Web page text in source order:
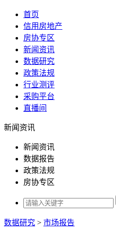
首页
信用房地产
房协专区
新闻资讯
数据研究
政策法规
行业测评
采购平台
直播间
新闻资讯
新闻资讯
数据报告
政策法规
房协专区
数据研究 > 市场报告